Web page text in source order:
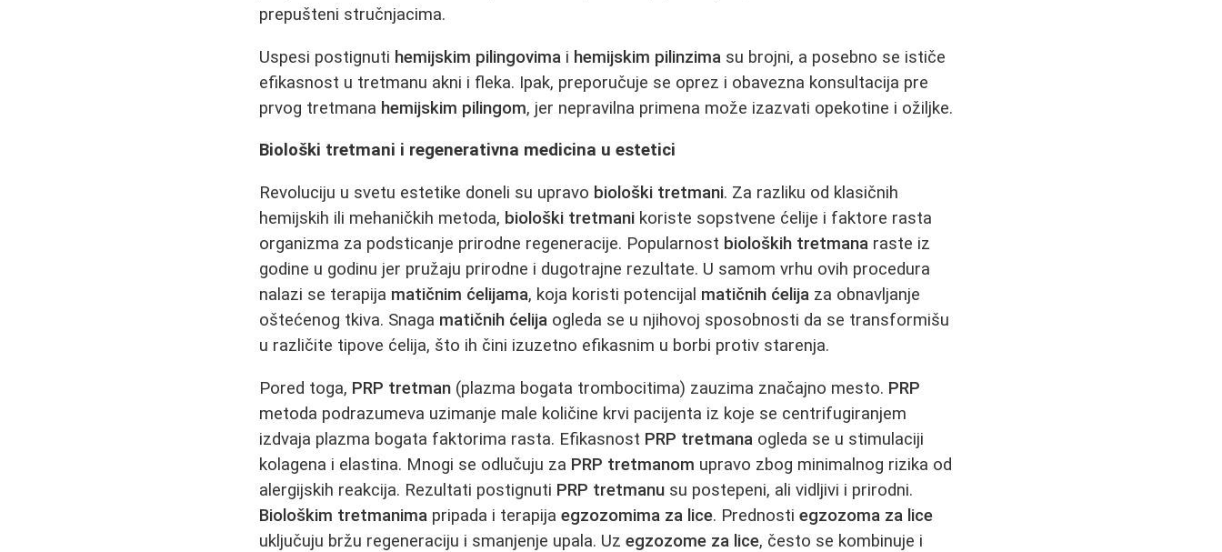
prepušteni stručnjacima.
Uspesi postignuti hemijskim pilingovima i hemijskim pilinzima su brojni, a posebno se ističe
efikasnost u tretmanu akni i fleka. Ipak, preporučuje se oprez i obavezna konsultacija pre
prvog tretmana hemijskim pilingom, jer nepravilna primena može izazvati opekotine i ožiljke.
Biološki tretmani i regenerativna medicina u estetici
Revoluciju u svetu estetike doneli su upravo biološki tretmani. Za razliku od klasičnih
hemijskih ili mehaničkih metoda, biološki tretmani koriste sopstvene ćelije i faktore rasta
organizma za podsticanje prirodne regeneracije. Popularnost bioloških tretmana raste iz
godine u godinu jer pružaju prirodne i dugotrajne rezultate. U samom vrhu ovih procedura
nalazi se terapija matičnim ćelijama, koja koristi potencijal matičnih ćelija za obnavljanje
oštećenog tkiva. Snaga matičnih ćelija ogleda se u njihovoj sposobnosti da se transformišu
u različite tipove ćelija, što ih čini izuzetno efikasnim u borbi protiv starenja.
Pored toga, PRP tretman (plazma bogata trombocitima) zauzima značajno mesto. PRP
metoda podrazumeva uzimanje male količine krvi pacijenta iz koje se centrifugiranjem
izdvaja plazma bogata faktorima rasta. Efikasnost PRP tretmana ogleda se u stimulaciji
kolagena i elastina. Mnogi se odlučuju za PRP tretmanom upravo zbog minimalnog rizika od
alergijskih reakcija. Rezultati postignuti PRP tretmanu su postepeni, ali vidljivi i prirodni.
Biološkim tretmanima pripada i terapijaegzozomima za lice. Prednostiegzozoma za lice
uključuju bržu regeneraciju i smanjenje upala. Uzegzozome za lice, često se kombinuje i